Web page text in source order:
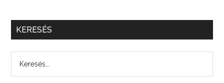
KERESÉS